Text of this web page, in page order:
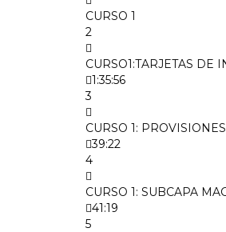
CURSO 1
2
CURSO1:TARJETAS DE
1:35:56
3
CURSO 1:
39:22
4
CURSO 1: SUBCAPA
41:19
5